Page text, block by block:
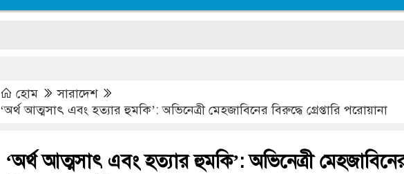
হোম
সারাদেশ
‘অর্থ আত্মসাৎ এবং হত্যার হুমকি’: অভিনেত্রী মেহজাবিনের বিরুদ্ধে গ্রেপ্তারি পরোয়ানা
‘অর্থ আত্মসাৎ এবং হত্যার হুমকি’: অভিনেত্রী